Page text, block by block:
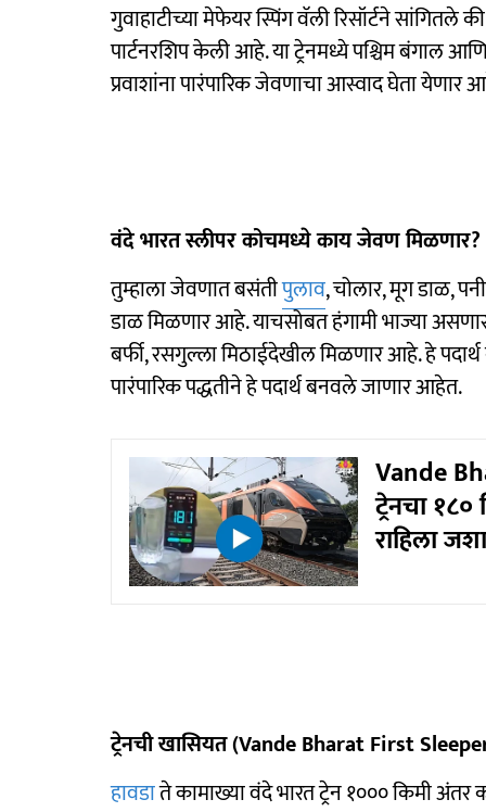
गुवाहाटीच्या मेफेयर स्पिंग वॅली रिसॉर्टने सांगितले
पार्टनरशिप केली आहे. या ट्रेनमध्ये पश्चिम बंगाल
प्रवाशांना पारंपारिक जेवणाचा आस्वाद घेता येणार
वंदे भारत स्लीपर कोचमध्ये काय जेवण
तुम्हाला जेवणात बसंतीपुलाव, चोलार, मूग डाळ,
डाळ मिळणार आहे. याचसोबत हंगामी भाज्या
बर्फी, रसगुल्ला मिठाईदेखील मिळणार आहे. हे
पारंपारिक पद्धतीने हे पदार्थ बनवले जाणार आहेत.
Vande
ट्रेनचा
राहिला
ट्रेनची खासियत (Vande Bharat First
हावडाते कामाख्या वंदे भारत ट्रेन १००० किमी